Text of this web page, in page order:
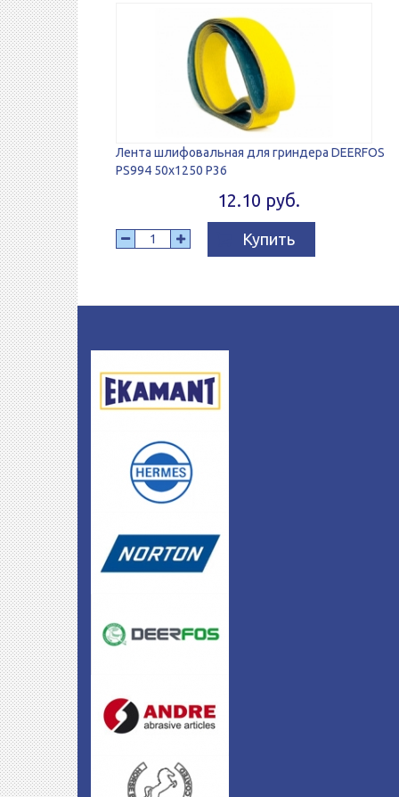
Лента шлифовальная для гриндера DEERFOS
PS994 50x1250 P36
12.10 руб.
Купить